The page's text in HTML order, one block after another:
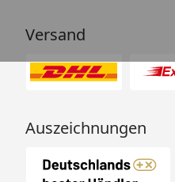
Gönnen Sie Ihrer Katze
Spiel, Entspannung und
mit dem NOBBY
Versand
Auszeichnungen